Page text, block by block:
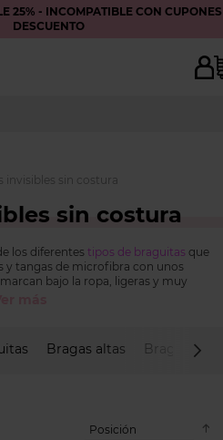
25% - INCOMPATIBLE CON CUPONES
DESCUENTO
invisibles sin costura
sin costura
los diferentes tipos de braguitas que
y tangas de microfibra con unos
bajo la ropa, ligeras y muy
Bragas altas Bragas
Establecer